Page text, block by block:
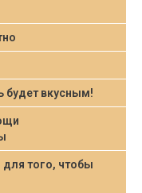
будет вкусным!
того, чтобы